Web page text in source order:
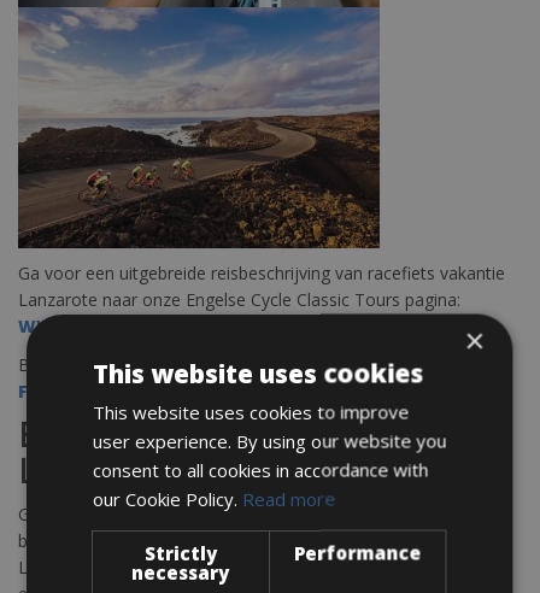
Ga voor een uitgebreide reisbeschrijving van racefiets vakantie
Lanzarote naar onze Engelse Cycle Classic Tours pagina:
WWW.CYCLECLASSICTOURS/LANZAROTE
Bekijk ook het aanbod van onze:CYCLE CLASSIC TOURS
FIETSHOTELS
Begeleide fietsvakantie
Lanzarote
Geniet van een prachtige racefiets vakantie op Lanzarote en
boek nu uw plaats voor één van de vele training stages op
Lanzarote. De meest ideale tijd om te fietsen is tussen oktober
×
This website uses cookies
This website uses cookies to improve
user experience. By using our website you
consent to all cookies in accordance with
our Cookie Policy. Read more
Strictly
necessary
Performance